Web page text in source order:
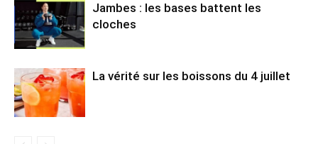
Jambes : les bases battent les
cloches
La vérité sur les boissons du 4 juillet